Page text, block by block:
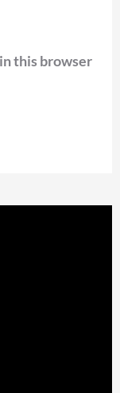
this browser